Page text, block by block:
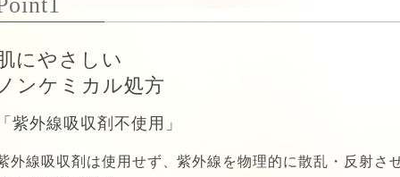
にやさしい
ンケミカル処方
紫外線吸収剤不使用」
外線吸収剤は使用せず、紫外線を物理的に散乱・反射さ